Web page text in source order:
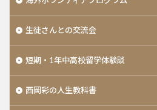
生徒さんとの交流会
短期・1年中高校留学体験談
西岡彩の人生教科書